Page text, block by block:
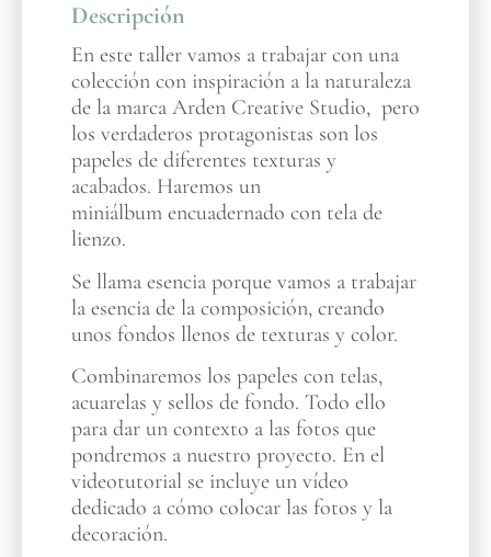
Descripción
En este taller vamos a trabajar con una
colección con inspiración a la naturaleza
de la marca Arden Creative Studio, pero
los verdaderos protagonistas son los
papeles de diferentes texturas y
acabados. Haremos un
miniálbum encuadernado con tela de
lienzo.
Se llama esencia porque vamos a trabajar
la esencia de la composición, creando
unos fondos llenos de texturas y color.
Combinaremos los papeles con telas,
acuarelas y sellos de fondo. Todo ello
para dar un contexto a las fotos que
pondremos a nuestro proyecto. En el
videotutorial se incluye un vídeo
dedicado a cómo colocar las fotos y la
decoración.